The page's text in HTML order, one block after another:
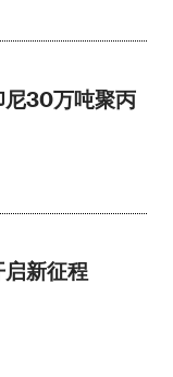
尼30万吨聚丙
新征程